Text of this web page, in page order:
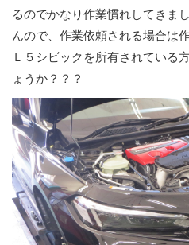
るのでかなり作業慣れしてきま
んので、作業依頼される場合は
Ｌ５シビックを所有されている
ょうか？？？